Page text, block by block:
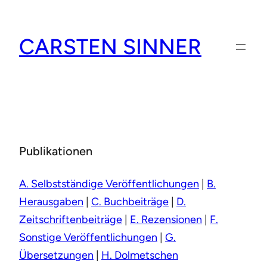
springen
CARSTEN SINNER
Publikationen
A. Selbstständige Veröffentlichungen
B.
Herausgaben
C. Buchbeiträge
D.
Zeitschriftenbeiträge
E. Rezensionen
F.
Sonstige Veröffentlichungen
G.
Übersetzungen
H. Dolmetschen